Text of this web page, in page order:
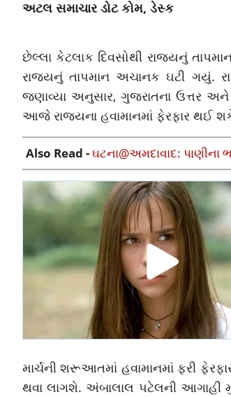
અટલ સમાચાર ડોટ કોમ, ડેસ્ક
છેલ્લા કેટલાક દિવસોથી રાજ્યનું
રાજ્યનું તાપમાન અચાનક ઘટી ગયું.
જણાવ્યા અનુસાર, ગુજરાતના ઉત્તર અને
આજે રાજ્યના હવામાનમાં ફેરફાર થઈ
Also Read -ઘટના@અમદાવાદ: પાણીના
માર્ચની શરૂઆતમાં હવામાનમાં ફરી
થવા લાગશે. અંબાલાલ પટેલની